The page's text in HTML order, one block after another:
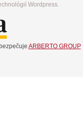
Wordpress.
ARBERTO GROUP